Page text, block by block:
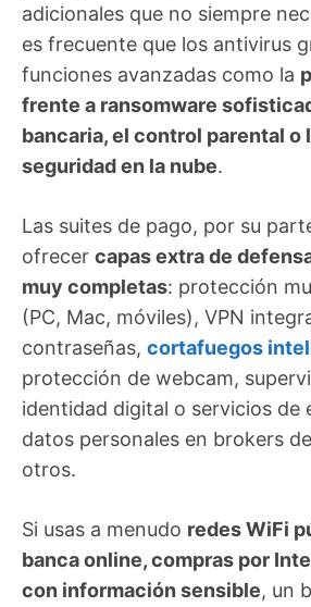
adicionales que no siempre
es frecuente que los antivirus
funciones avanzadas como la
frente a ransomware
bancaria, el control parental o
seguridad en la nube.
Las suites de pago, por su
ofrecer capas extra de
muy completas: protección
(PC, Mac, móviles), VPN
contraseñas, cortafuegos
protección de webcam,
identidad digital o servicios de
datos personales en brokers
otros.
Si usas a menudo redes WiFi
banca online, compras por
con información sensible, un